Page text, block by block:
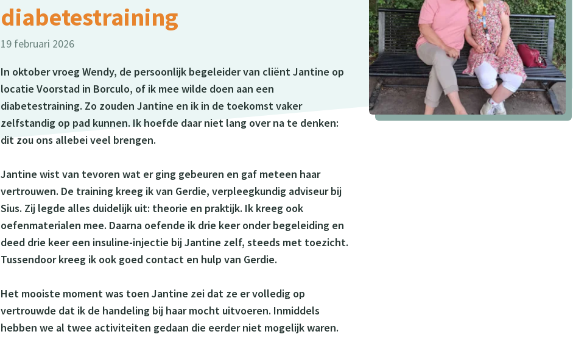
diabetestraining
19 februari 2026
In oktober vroeg Wendy, de persoonlijk begeleider van cliënt Jantine op
locatie Voorstad in Borculo, of ik mee wilde doen aan een
diabetestraining. Zo zouden Jantine en ik in de toekomst vaker
zelfstandig op pad kunnen. Ik hoefde daar niet lang over na te denken:
dit zou ons allebei veel brengen.
Jantine wist van tevoren wat er ging gebeuren en gaf meteen haar
vertrouwen. De training kreeg ik van Gerdie, verpleegkundig adviseur bij
Sius. Zij legde alles duidelijk uit: theorie en praktijk. Ik kreeg ook
oefenmaterialen mee. Daarna oefende ik drie keer onder begeleiding en
deed drie keer een insuline-injectie bij Jantine zelf, steeds met toezicht.
Tussendoor kreeg ik ook goed contact en hulp van Gerdie.
Het mooiste moment was toen Jantine zei dat ze er volledig op
vertrouwde dat ik de handeling bij haar mocht uitvoeren. Inmiddels
hebben we al twee activiteiten gedaan die eerder niet mogelijk waren.